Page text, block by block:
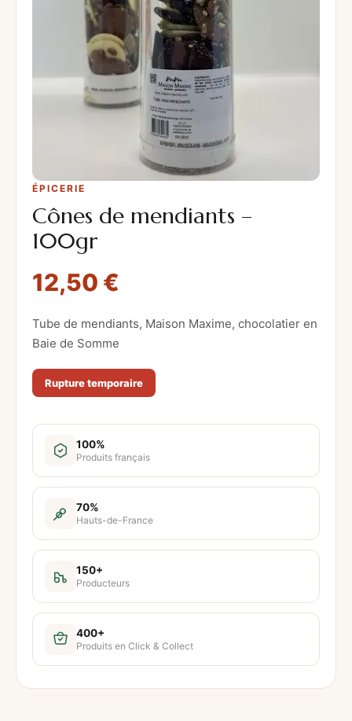
ÉPICERIE
Cônes de mendiants –
100gr
12,50 €
Tube de mendiants, Maison Maxime, chocolatier en
Baie de Somme
Rupture temporaire
100%
Produits français
70%
Hauts-de-France
150+
Producteurs
400+
Produits en Click & Collect